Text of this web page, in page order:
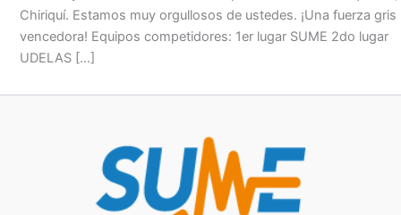
Chiriquí. Estamos muy orgullosos de ustedes. ¡Una fuerza gris
vencedora! Equipos competidores: 1er lugar SUME 2do lugar
UDELAS […]